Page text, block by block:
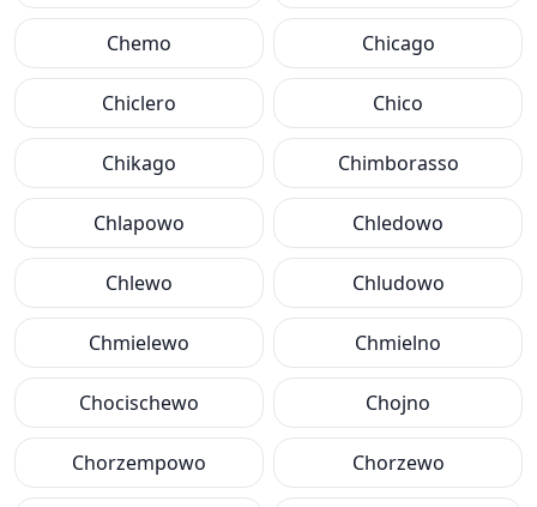
Chemo Chicago
Chiclero Chico
Chikago Chimborasso
Chlapowo Chledowo
Chlewo Chludowo
Chmielewo Chmielno
Chocischewo Chojno
Chorzempowo Chorzewo